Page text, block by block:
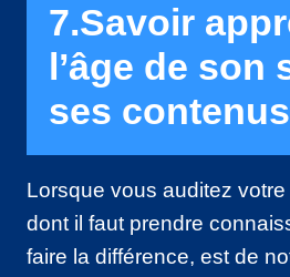
7.Savoir
l’âge de son
ses contenus
Lorsque vous auditez
dont il faut prendre
faire la différence, est de